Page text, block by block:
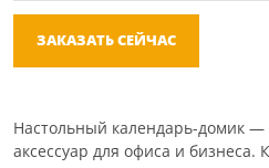
ЗАКАЗАТЬ СЕЙЧАС
Настольный календарь-домик
аксессуар для офиса и